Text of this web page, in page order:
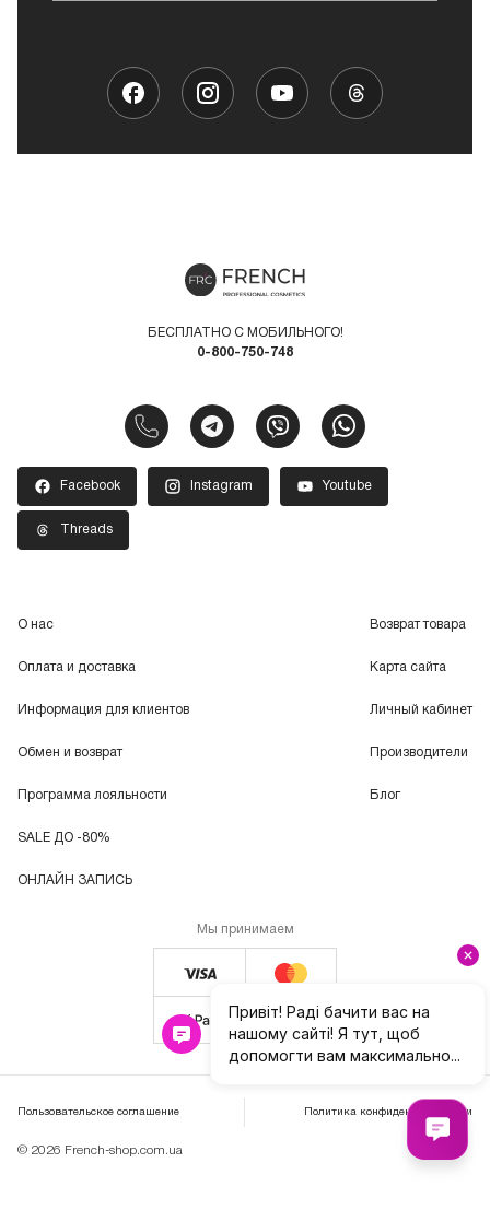
БЕСПЛАТНО С МОБИЛЬНОГО!
0-800-750-748
Facebook Instagram Youtube
Threads
О нас
Оплата и доставка
Информация для клиентов
Обмен и возврат
Программа лояльности
SALE ДО -80%
ОНЛАЙН ЗАПИСЬ
Возврат товара
Карта сайта
Личный кабинет
Производители
Блог
Мы принимаем
© 2026 French-shop.com.ua
Пользовательское соглашение Политика конфиденциальности